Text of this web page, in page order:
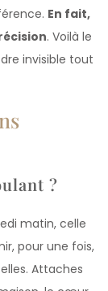
En fait,
. Voilà le
invisible tout
?
matin, celle
pour une fois,
Attaches